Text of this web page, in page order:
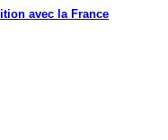
avec la France